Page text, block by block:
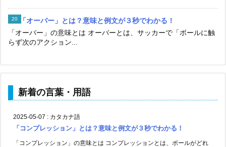
「オーバー」とは？意味と例文が３秒でわかる！
「オーバー」の意味とは オーバーとは、サッカーで「ボールに触
らず次のアクション...
新着の言葉・用語
2025-05-07 : カタカナ語
「コンプレッション」とは？意味と例文が３秒でわかる！
「コンプレッション」の意味とは コンプレッションとは、ボールがどれ